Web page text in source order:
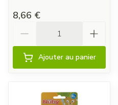
8,66 €
Ajouter au panier